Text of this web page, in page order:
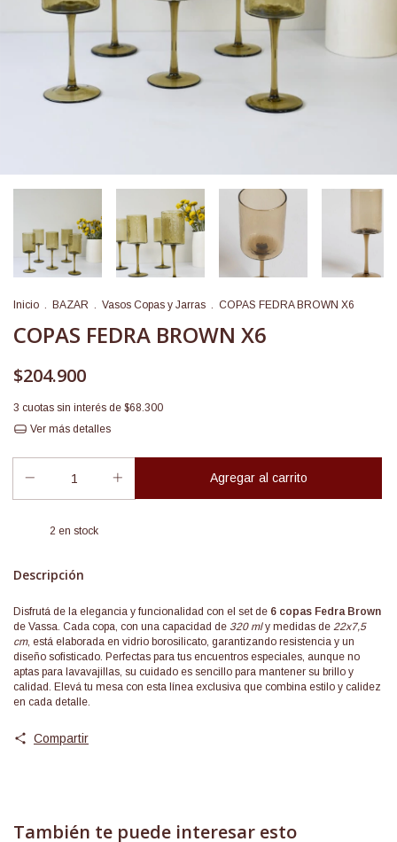
Inicio . BAZAR . Vasos Copas y Jarras . COPAS FEDRA BROWN X6
COPAS FEDRA BROWN X6
$204.900
3 cuotas sin interés de $68.300
Ver más detalles
2 en stock
Descripción
Disfrutá de la elegancia y funcionalidad con el set de 6 copas Fedra Brown
de Vassa. Cada copa, con una capacidad de 320 mly medidas de 22x7,5
cm, está elaborada en vidrio borosilicato, garantizando resistencia y un
diseño sofisticado. Perfectas para tus encuentros especiales, aunque no
aptas para lavavajillas, su cuidado es sencillo para mantener su brillo y
calidad. Elevá tu mesa con esta línea exclusiva que combina estilo y calidez
en cada detalle.
Compartir
También te puede interesar esto